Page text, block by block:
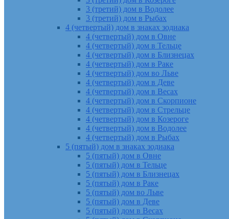
3 (третий) дом в Водолее
3 (третий) дом в Рыбах
4 (четвертый) дом в знаках зодиака
4 (четвертый) дом в Овне
4 (четвертый) дом в Тельце
4 (четвертый) дом в Близнецах
4 (четвертый) дом в Раке
4 (четвертый) дом во Льве
4 (четвертый) дом в Деве
4 (четвертый) дом в Весах
4 (четвертый) дом в Скорпионе
4 (четвертый) дом в Стрельце
4 (четвертый) дом в Козероге
4 (четвертый) дом в Водолее
4 (четвертый) дом в Рыбах
5 (пятый) дом в знаках зодиака
5 (пятый) дом в Овне
5 (пятый) дом в Тельце
5 (пятый) дом в Близнецах
5 (пятый) дом в Раке
5 (пятый) дом во Льве
5 (пятый) дом в Деве
5 (пятый) дом в Весах